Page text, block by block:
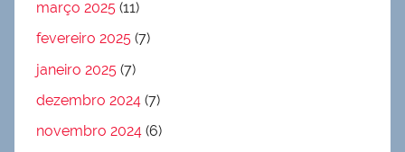
março 2025 (11)
fevereiro 2025 (7)
janeiro 2025 (7)
dezembro 2024 (7)
novembro 2024 (6)